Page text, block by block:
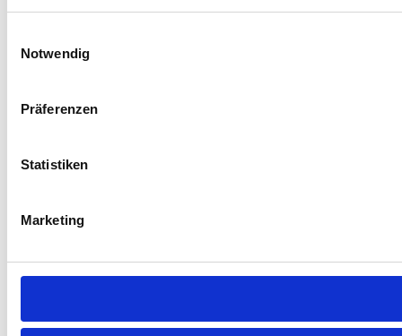
Notwendig
Präferenzen
Statistiken
Marketing